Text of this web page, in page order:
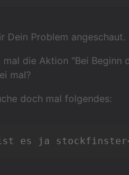
Dein Problem angeschaut.
die Aktion "Bei Beginn
mal?
doch mal folgendes:
ist es ja